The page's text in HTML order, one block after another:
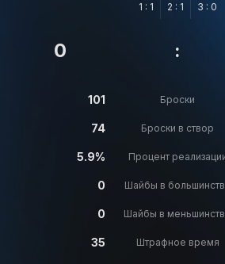
1 : 1 2 : 1 3 : 0
0 :
101 Броски
74 Броски в створ
5.9% Процент
0 Шайбы в
0 Шайбы в
35 Штрафное время